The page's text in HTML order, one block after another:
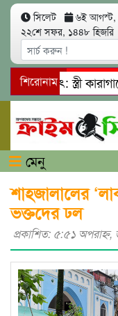
সিলেট ৬ই আগস্ট,
২২শে সফর, ১৪৪৮ হিজরি
শিরোনামস্ত্রী কারাগারে,
মারধর
নগরীতে
মেনু
শাহজালালের
ভক্তদের ঢল
প্রকাশিত: ৫:৫১